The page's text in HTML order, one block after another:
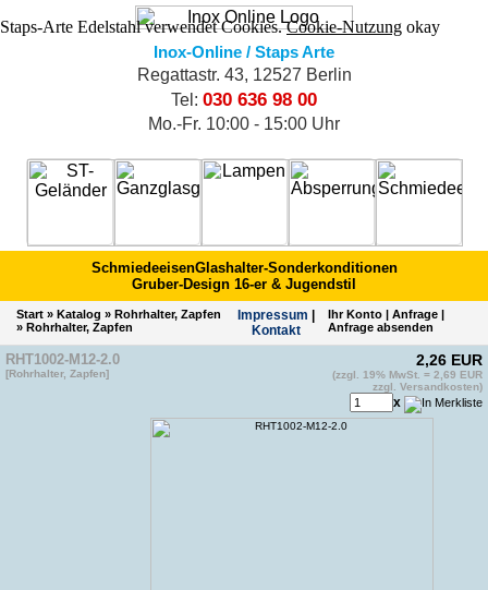
Staps-Arte Edelstahl verwendet Cookies.Cookie-Nutzung okay
Inox-Online / Staps Arte
Regattastr. 43, 12527 Berlin
Tel: 030 636 98 00
Mo.-Fr. 10:00 - 15:00 Uhr
SchmiedeeisenGlashalter-Sonderkonditionen
Gruber-Design 16-er & Jugendstil
Start » Katalog » Rohrhalter, Zapfen
» Rohrhalter, Zapfen
Impres­sum
Kontakt
Ihr Konto| Anfrage|
Anfrage absenden
RHT1002-M12-2.0
[Rohrhalter, Zapfen]
2,26 EUR
(zzgl. 19% MwSt. = 2,69 EUR
zzgl. Versandkosten)
x